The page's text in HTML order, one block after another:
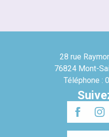
28 rue
76824 Mont-
Téléphone :